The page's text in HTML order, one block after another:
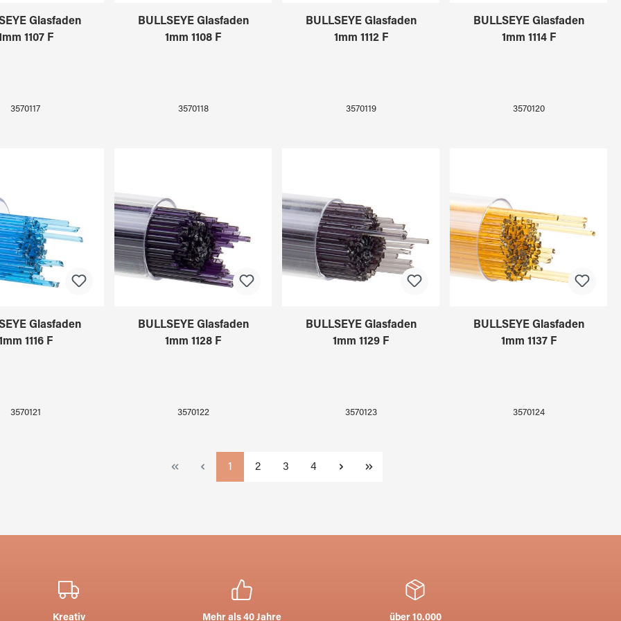
Glasfaden
1107 F
3570117
BULLSEYE Glasfaden
1mm 1108 F
3570118
BULLSEYE Glasfaden
1mm 1112 F
3570119
BULLSEYE Glasfaden
1mm 1114 F
3570120
Glasfaden
1116 F
3570121
BULLSEYE Glasfaden
1mm 1128 F
3570122
BULLSEYE Glasfaden
1mm 1129 F
3570123
BULLSEYE Glasfaden
1mm 1137 F
3570124
Seite
1 Seite
2 Seite
3 Seite
4
Kreativ Mehr als 40 Jahre über 10.000